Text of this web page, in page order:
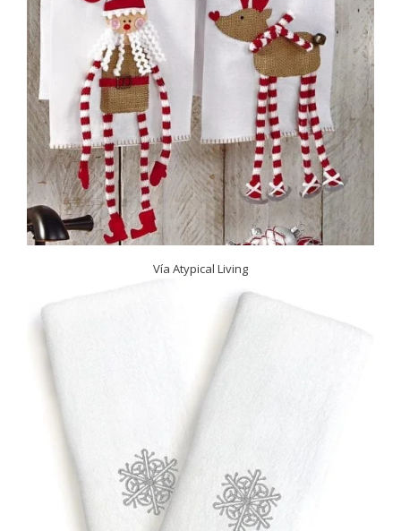
Vía Atypical Living